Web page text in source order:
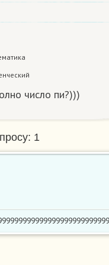
число пи?)))
1